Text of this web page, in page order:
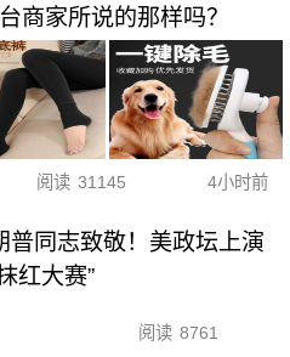
商家所说的那样吗？
阅读 31145 4小时前
普同志致敬！美政坛上演
红大赛”
阅读 8761